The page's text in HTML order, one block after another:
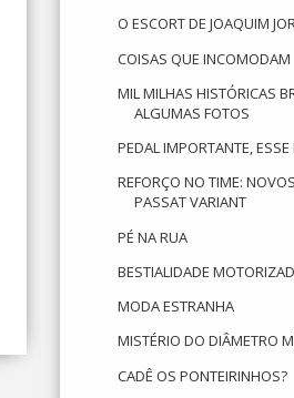
O ESCORT DE JOAQUIM
COISAS QUE INCOMODAM
MIL MILHAS HISTÓRICAS
ALGUMAS FOTOS
PEDAL IMPORTANTE,
REFORÇO NO TIME:
PASSAT VARIANT
PÉ NA RUA
BESTIALIDADE
MODA ESTRANHA
MISTÉRIO DO DIÂMETRO
CADÊ OS PONTEIRINHOS?